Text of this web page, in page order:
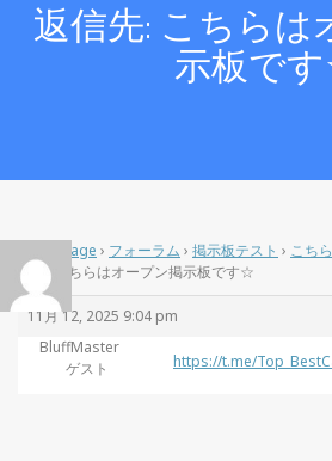
返信先: こちらは
示板で
Home Page › フォーラム › 掲示板テスト › こち
信先: こちらはオープン掲示板です☆
11月 12, 2025 9:04 pm
BluffMaster
ゲスト
https://t.me/